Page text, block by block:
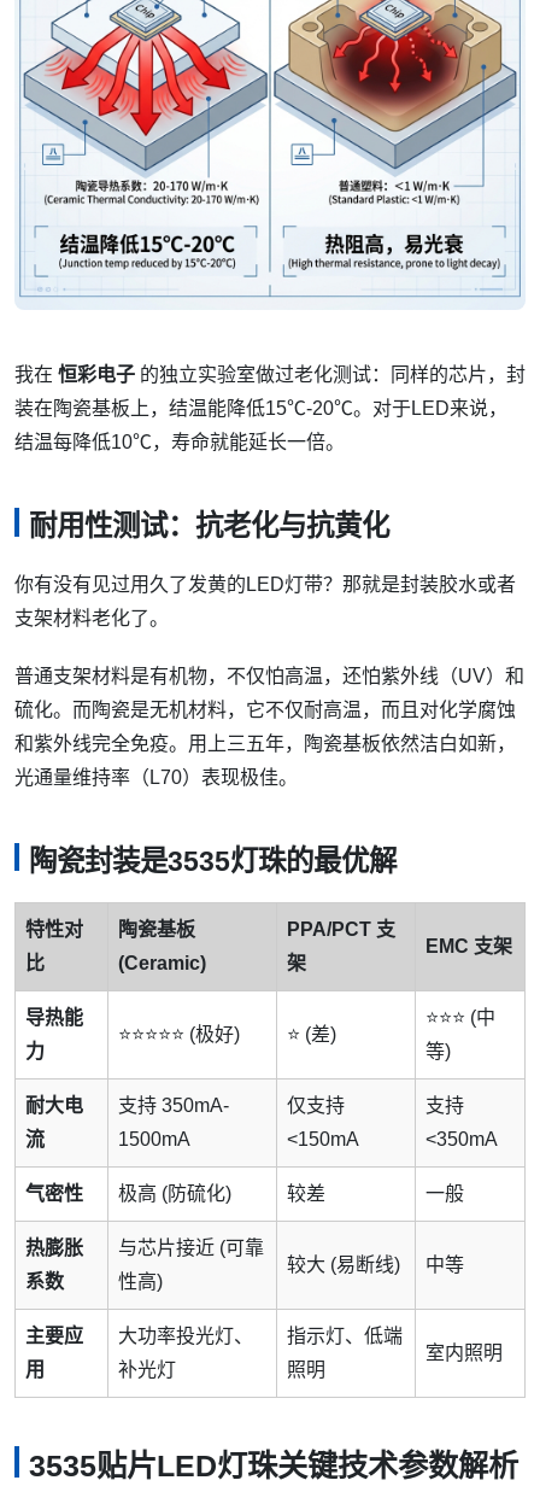
我在 恒彩电子 的独立实验室做过老化测试：同样的芯片，封
装在陶瓷基板上，结温能降低15℃-20℃。对于LED来说，
结温每降低10℃，寿命就能延长一倍。
耐用性测试：抗老化与抗黄化
你有没有见过用久了发黄的LED灯带？那就是封装胶水或者
支架材料老化了。
普通支架材料是有机物，不仅怕高温，还怕紫外线（UV）和
硫化。而陶瓷是无机材料，它不仅耐高温，而且对化学腐蚀
和紫外线完全免疫。用上三五年，陶瓷基板依然洁白如新，
光通量维持率（L70）表现极佳。
陶瓷封装是3535灯珠的最优解
特性对
比
陶瓷基板
(Ceramic)
PPA/PCT 支
架
EMC 支架
导热能
力
⭐⭐⭐⭐⭐ (极好) ⭐ (差)
⭐⭐⭐ (中
等)
耐大电
流
支持 350mA-
1500mA
仅支持
<150mA
支持
<350mA
气密性 极高 (防硫化) 较差 一般
热膨胀
系数
与芯片接近 (可靠
性高)
较大 (易断线) 中等
主要应
用
大功率投光灯、
补光灯
指示灯、低端
照明
室内照明
3535贴片LED灯珠关键技术参数解析